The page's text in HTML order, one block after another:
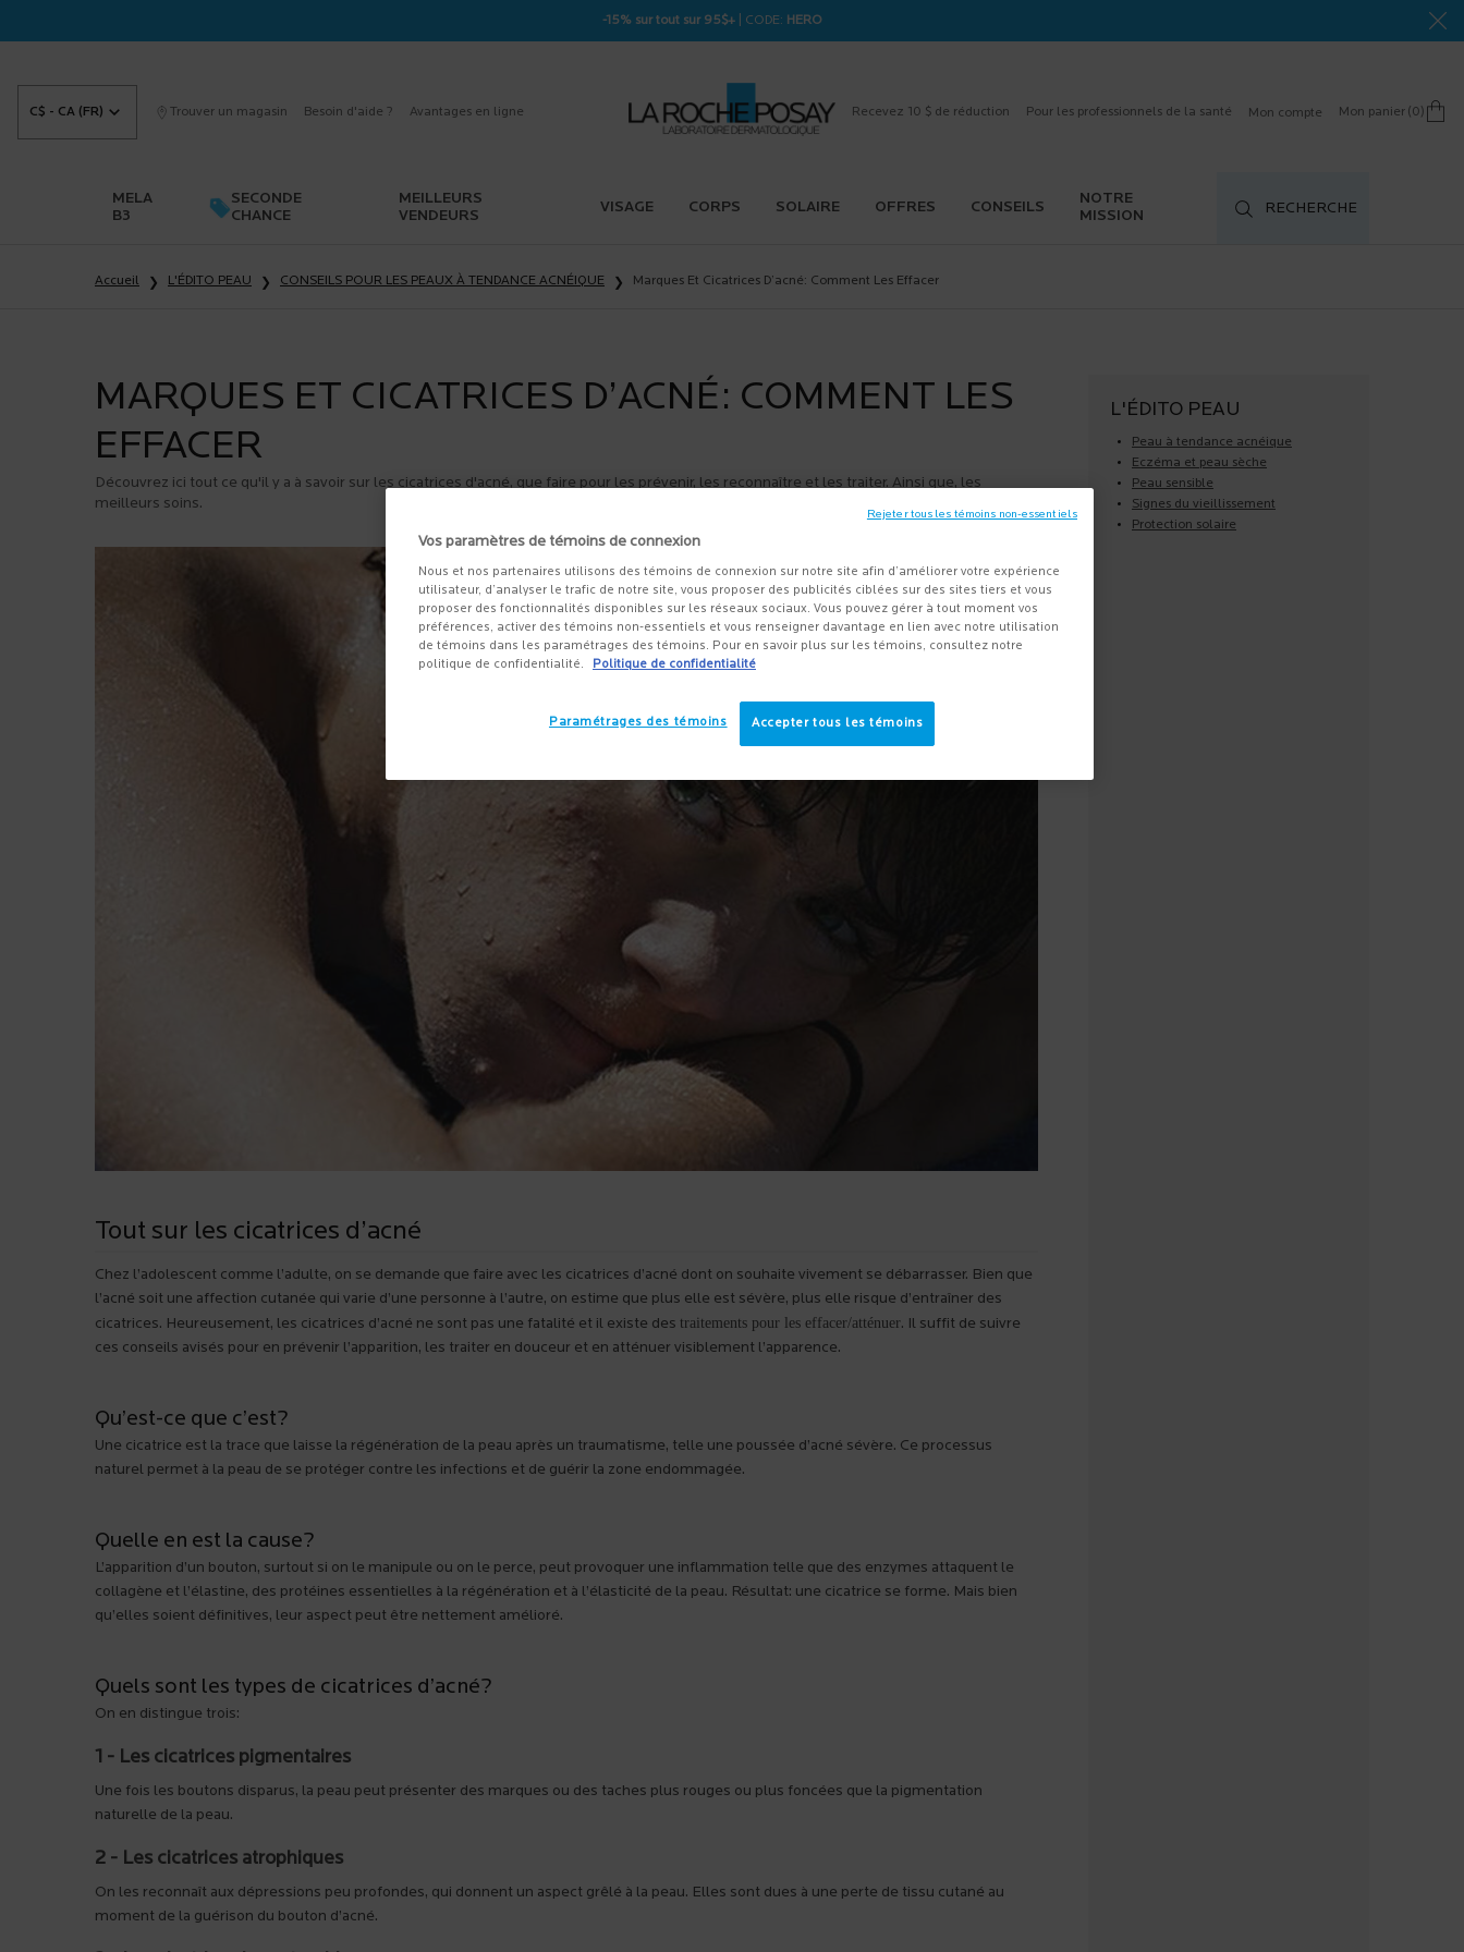
-15% sur tout sur 95$+ | CODE: HERO
C$ - CA (FR) Trouver un magasin Besoin d'aide ? Avantages en ligne Recevez 10 $ de réduction Pour les professionnels de la santé Mon compte Mon panier 0
0 product in cart
MELA
B3
SECONDE
CHANCE
MEILLEURS
VENDEURS
VISAGE CORPS SOLAIRE OFFRES CONSEILS
NOTRE
MISSION
RECHERCHE
Accueil
L'ÉDITO PEAU CONSEILS POUR LES PEAUX À TENDANCE ACNÉIQUE Marques Et Cicatrices D’acné: Comment Les Effacer
MARQUES ET CICATRICES D’ACNÉ: COMMENT LES
EFFACER
Découvrez ici tout ce qu'il y a à savoir sur les cicatrices d'acné, que faire pour les prévenir, les reconnaître et les traiter. Ainsi que, les
meilleurs soins.
Tout sur les cicatrices d’acné
Chez l’adolescent comme l’adulte, on se demande que faire avec les cicatrices d’acné dont on souhaite vivement se débarrasser. Bien que
l’acné soit une affection cutanée qui varie d’une personne à l’autre, on estime que plus elle est sévère, plus elle risque d’entraîner des
cicatrices. Heureusement, les cicatrices d’acné ne sont pas une fatalité et il existe des traitements pour les effacer/atténuer. Il suffit de suivre
ces conseils avisés pour en prévenir l’apparition, les traiter en douceur et en atténuer visiblement l’apparence.
Qu’est-ce que c’est?
Une cicatrice est la trace que laisse la régénération de la peau après un traumatisme, telle une poussée d’acné sévère. Ce processus
naturel permet à la peau de se protéger contre les infections et de guérir la zone endommagée.
Quelle en est la cause?
L’apparition d’un bouton, surtout si on le manipule ou on le perce, peut provoquer une inflammation telle que des enzymes attaquent le
collagène et l’élastine, des protéines essentielles à la régénération et à l’élasticité de la peau. Résultat: une cicatrice se forme. Mais bien
qu’elles soient définitives, leur aspect peut être nettement amélioré.
Quels sont les types de cicatrices d’acné?
On en distingue trois:
1 - Les cicatrices pigmentaires
Une fois les boutons disparus, la peau peut présenter des marques ou des taches plus rouges ou plus foncées que la pigmentation
naturelle de la peau.
2 - Les cicatrices atrophiques
On les reconnaît aux dépressions peu profondes, qui donnent un aspect grêlé à la peau. Elles sont dues à une perte de tissu cutané au
moment de la guérison du bouton d’acné.
L'ÉDITO PEAU
Peau à tendance acnéique
Eczéma et peau sèche
Peau sensible
Signes du vieillissement
Protection solaire
Vos paramètres de témoins de connexion
Nous et nos partenaires utilisons des témoins de connexion sur notre site afin d’améliorer votre expérience
utilisateur, d’analyser le trafic de notre site, vous proposer des publicités ciblées sur des sites tiers et vous
proposer des fonctionnalités disponibles sur les réseaux sociaux. Vous pouvez gérer à tout moment vos
préférences, activer des témoins non-essentiels et vous renseigner davantage en lien avec notre utilisation
de témoins dans les paramétrages des témoins. Pour en savoir plus sur les témoins, consultez notre
politique de confidentialité.
Politique de confidentialité
Accepter tous les témoins
Paramétrages des témoins
Rejeter tous les témoins non-essentiels